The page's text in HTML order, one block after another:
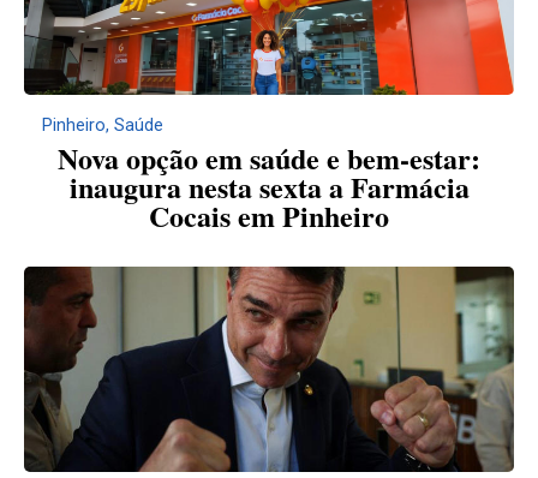
Pinheiro, Saúde
Nova opção em saúde e bem-estar:
inaugura nesta sexta a Farmácia
Cocais em Pinheiro